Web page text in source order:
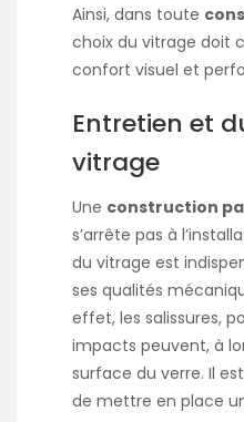
Ainsi, dans toute
choix du vitrage doit
confort visuel et
Entretien et
vitrage
Une construction
s’arrête pas à
du vitrage est
ses qualités
effet, les salissures,
impacts peuvent, à
surface du verre. Il
de mettre en place